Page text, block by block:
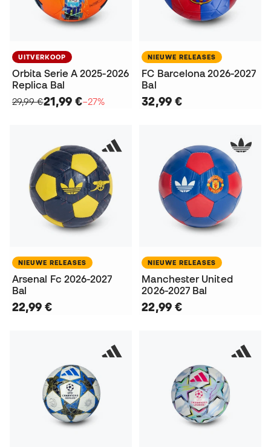
UITVERKOOP
Orbita Serie A 2025-2026
Replica Bal
29,99 €21,99 €−27%
NIEUWE RELEASES
FC Barcelona 2026-2027
Bal
32,99 €
NIEUWE RELEASES
Arsenal Fc 2026-2027
Bal
22,99 €
NIEUWE RELEASES
Manchester United
2026-2027 Bal
22,99 €